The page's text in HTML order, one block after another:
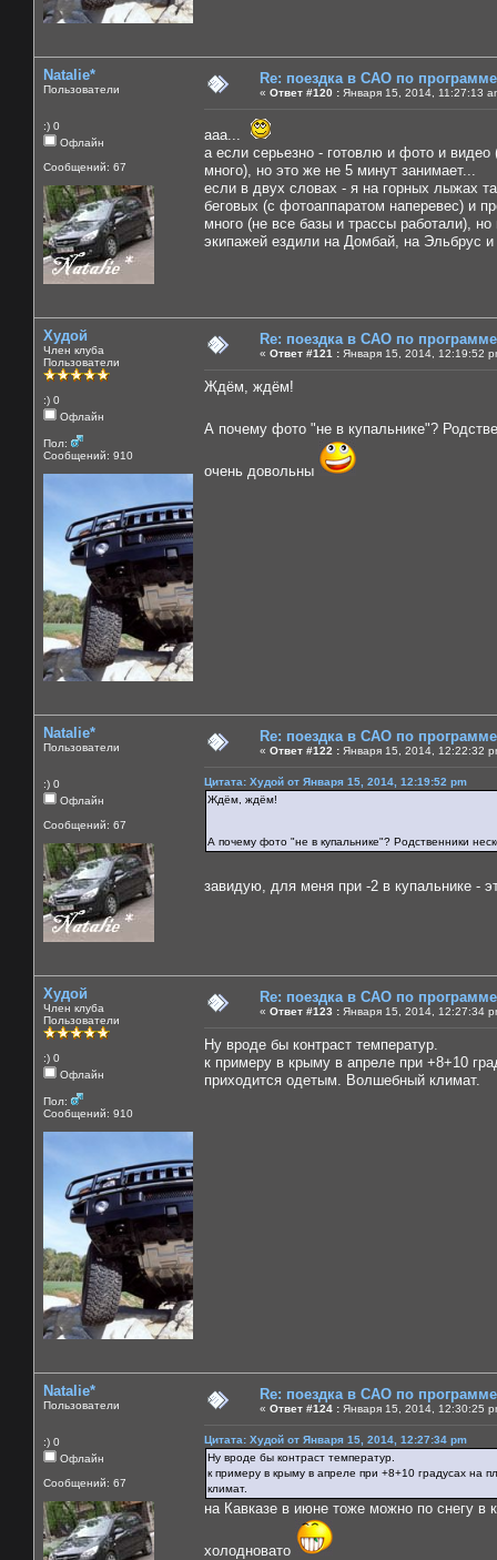
Natalie*
Пользователи
:) 0
Офлайн
Сообщений: 67
Re: поездка в САО по
« Ответ #120 : Января 15, 2014, 11:27:13
ааа...
а если серьезно - готовлю и фото и
много), но это же не 5 минут занимает...
если в двух словах - я на горных лыжах
беговых (с фотоаппаратом наперевес) и
много (не все базы и трассы работали),
экипажей ездили на Домбай, на Эльбрус
Худой
Член клуба
Пользователи
:) 0
Офлайн
Пол:
Сообщений: 910
Re: поездка в САО по
« Ответ #121 : Января 15, 2014, 12:19:52
Ждём, ждём!
А почему фото "не в купальнике"?
очень довольны
Natalie*
Пользователи
:) 0
Офлайн
Сообщений: 67
Re: поездка в САО по
« Ответ #122 : Января 15, 2014, 12:22:32
Цитата: Худой от Января 15, 2014, 12:19:52 pm
Ждём, ждём!
А почему фото "не в купальнике"? Родственники
завидую, для меня при -2 в купальнике -
Худой
Член клуба
Пользователи
:) 0
Офлайн
Пол:
Сообщений: 910
Re: поездка в САО по
« Ответ #123 : Января 15, 2014, 12:27:34
Ну вроде бы контраст температур.
к примеру в крыму в апреле при +8+10
приходится одетым. Волшебный климат.
Natalie*
Пользователи
:) 0
Офлайн
Сообщений: 67
Re: поездка в САО по
« Ответ #124 : Января 15, 2014, 12:30:25
Цитата: Худой от Января 15, 2014, 12:27:34 pm
Ну вроде бы контраст температур.
к примеру в крыму в апреле при +8+10 градусах на
климат.
на Кавказе в июне тоже можно по снегу в
холодновато